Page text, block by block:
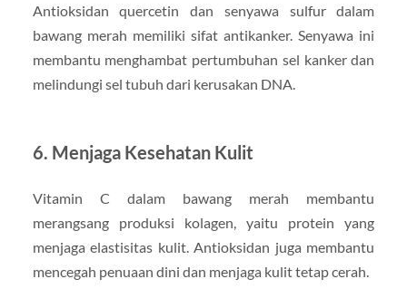
Antioksidan quercetin dan senyawa sulfur dalam
bawang merah memiliki sifat antikanker. Senyawa ini
membantu menghambat pertumbuhan sel kanker dan
melindungi sel tubuh dari kerusakan DNA.
6. Menjaga Kesehatan Kulit
Vitamin C dalam bawang merah membantu
merangsang produksi kolagen, yaitu protein yang
menjaga elastisitas kulit. Antioksidan juga membantu
mencegah penuaan dini dan menjaga kulit tetap cerah.